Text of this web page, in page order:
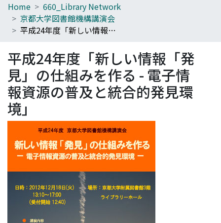
Home
Communities
Download Ranking
Access Statistics
Library Network
Home
660_Library Network
京都大学図書館機構講演会
平成24年度「新しい情報「発見」の仕組みを作る - 電子情報資源の普及と統合的発見環境」
平成24年度「新しい情報「発
見」の仕組みを作る - 電子情
報資源の普及と統合的発見環
境」